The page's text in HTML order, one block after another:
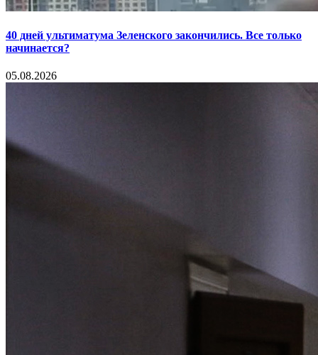
40 дней ультиматума Зеленского закончились. Все только
начинается?
05.08.2026